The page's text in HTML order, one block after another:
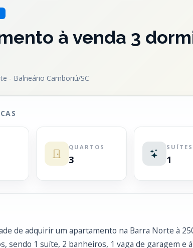
à venda 3
- Balneário Camboriú/SC
QUARTOS
3
SUÍTES
1
de adquirir um apartamento na Barra Norte à
sendo 1 suíte, 2 banheiros, 1 vaga de garagem e